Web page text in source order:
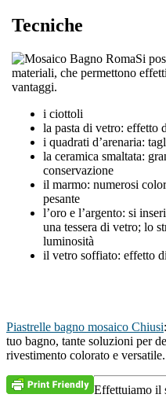
Tecniche
Si
materiali, che permettono
vantaggi.
i ciottoli
la pasta di vetro: effetto
i quadrati d’arenaria:
la ceramica smaltata:
conservazione
il marmo: numerosi
pesante
l’oro e l’argento: si
una tessera di vetro; lo
luminosità
il vetro soffiato: effetto
Piastrelle bagno mosaico Chiusi
tuo bagno, tante soluzioni per
rivestimento colorato e versatile.
Effettuiamo il